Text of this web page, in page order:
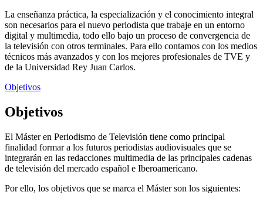
La enseñanza práctica, la especialización y el conocimiento integral
son necesarios para el nuevo periodista que trabaje en un entorno
digital y multimedia, todo ello bajo un proceso de convergencia de
la televisión con otros terminales. Para ello contamos con los medios
técnicos más avanzados y con los mejores profesionales de TVE y
de la Universidad Rey Juan Carlos.
Objetivos
Objetivos
El Máster en Periodismo de Televisión tiene como principal
finalidad formar a los futuros periodistas audiovisuales que se
integrarán en las redacciones multimedia de las principales cadenas
de televisión del mercado español e Iberoamericano.
Por ello, los objetivos que se marca el Máster son los siguientes: